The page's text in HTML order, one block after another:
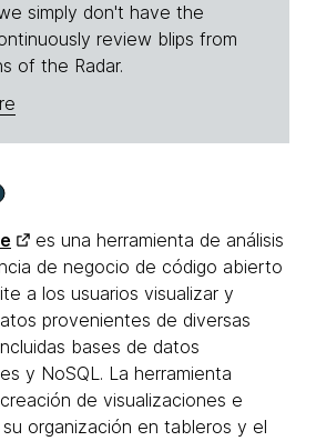
simply don't have the
review blips from
of the Radar.
es una herramienta de análisis
de negocio de código abierto
a los usuarios visualizar y
provenientes de diversas
bases de datos
y NoSQL. La herramienta
de visualizaciones e
organización en tableros y el